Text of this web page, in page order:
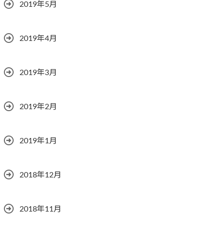
2019年5月
2019年4月
2019年3月
2019年2月
2019年1月
2018年12月
2018年11月